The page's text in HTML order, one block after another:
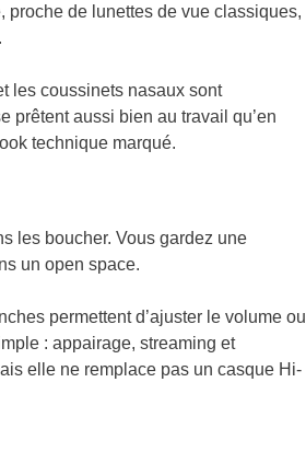
proche de lunettes de vue classiques,
les coussinets nasaux sont
prêtent aussi bien au travail qu’en
technique marqué.
les boucher. Vous gardez une
un open space.
permettent d’ajuster le volume ou
: appairage, streaming et
elle ne remplace pas un casque Hi-